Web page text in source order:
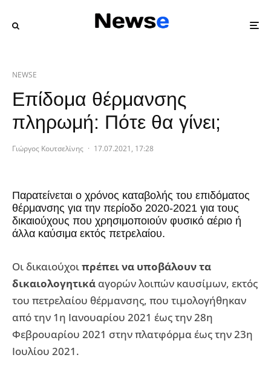
NEWSE
Επίδομα θέρμανσης
πληρωμή: Πότε θα γίνει;
Γιώργος Κουτσελίνης · 17.07.2021, 17:28
Παρατείνεται ο χρόνος καταβολής του επιδόματος
θέρμανσης για την περίοδο 2020-2021 για τους
δικαιούχους που χρησιμοποιούν φυσικό αέριο ή
άλλα καύσιμα εκτός πετρελαίου.
Οι δικαιούχοιπρέπει να υποβάλουν τα
δικαιολογητικά αγορών λοιπών καυσίμων, εκτός
του πετρελαίου θέρμανσης, που τιμολογήθηκαν
από την 1η Ιανουαρίου 2021 έως την 28η
Φεβρουαρίου 2021 στην πλατφόρμα έως την 23η
Ιουλίου 2021.